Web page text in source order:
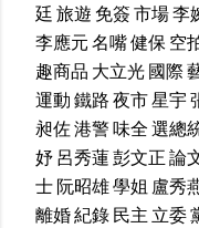
廷旅遊 免簽市場李
李應元名嘴健保空
趣商品 大立光國際
運動鐵路夜市星宇
昶佐港警味全選總
妤呂秀蓮彭文正論
士阮昭雄學姐 盧秀
離婚紀錄民主 立委